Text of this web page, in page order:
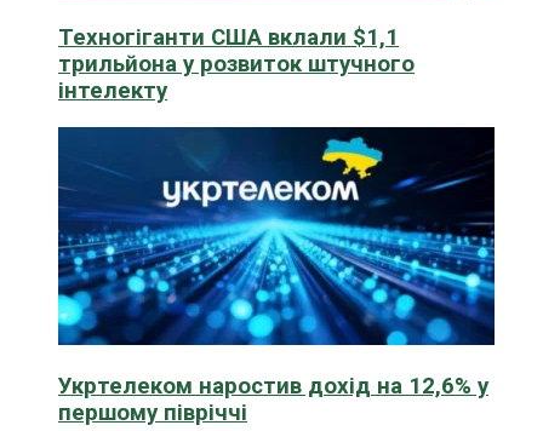
Техногіганти США вклали $1,1
трильйона у розвиток штучного
інтелекту
Укртелеком наростив дохід на 12,6% у
першому півріччі